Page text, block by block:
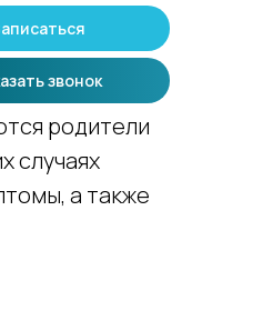
звонок
родители
случаях
а также